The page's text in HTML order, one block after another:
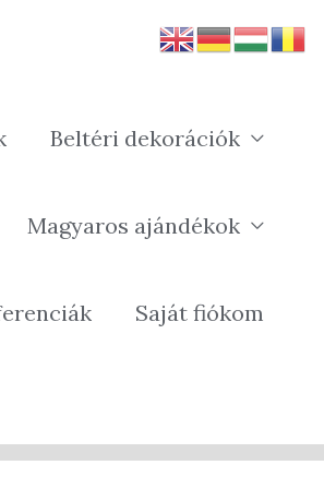
Beltéri dekorációk
Magyaros ajándékok
Saját fiókom